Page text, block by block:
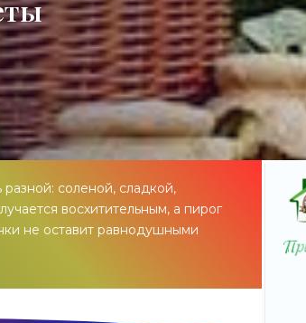
соленой, сладкой,
восхитительным, а пирог
не оставит равнодушными